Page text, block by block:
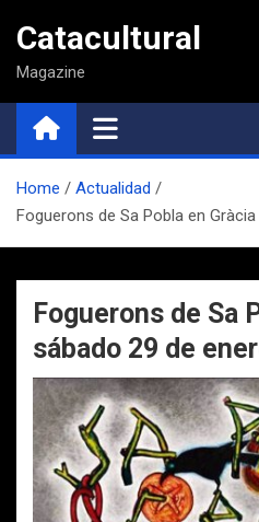
contenido
Catacultural
Magazine
Home
Actualidad
Foguerons de Sa Pobla en
Foguerons de Sa
sábado 29 de